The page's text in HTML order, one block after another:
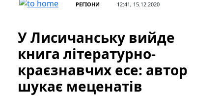
РЕГІОНИ 12:41, 15.12.2020
У Лисичанську вийде
книга літературно-
краєзнавчих есе: автор
шукає меценатів